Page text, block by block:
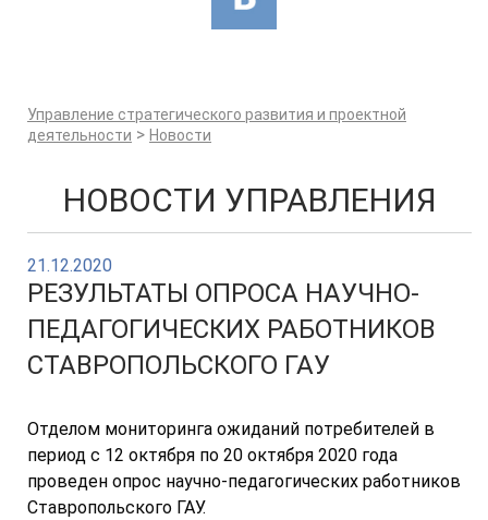
Управление стратегического развития и проектной
деятельности > Новости
НОВОСТИ УПРАВЛЕНИЯ
21.12.2020
РЕЗУЛЬТАТЫ ОПРОСА НАУЧНО-
ПЕДАГОГИЧЕСКИХ РАБОТНИКОВ
СТАВРОПОЛЬСКОГО ГАУ
Отделом мониторинга ожиданий потребителей в
период с 12 октября по 20 октября 2020 года
проведен опрос научно-педагогических работников
Ставропольского ГАУ.